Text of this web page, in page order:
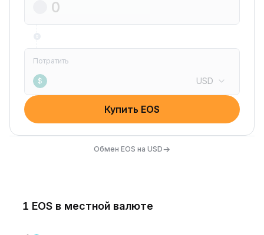
Потратить
$ USD
Купить EOS
Обмен EOS на USD→
1 EOS в местной валюте